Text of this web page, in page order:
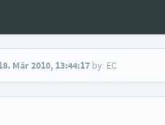
Mär 2010, 13:44:17 by: EC